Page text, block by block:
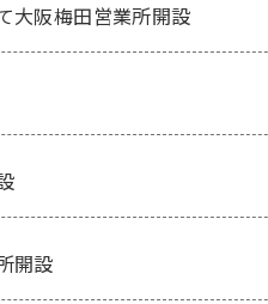
大阪梅田営業所開設
開設